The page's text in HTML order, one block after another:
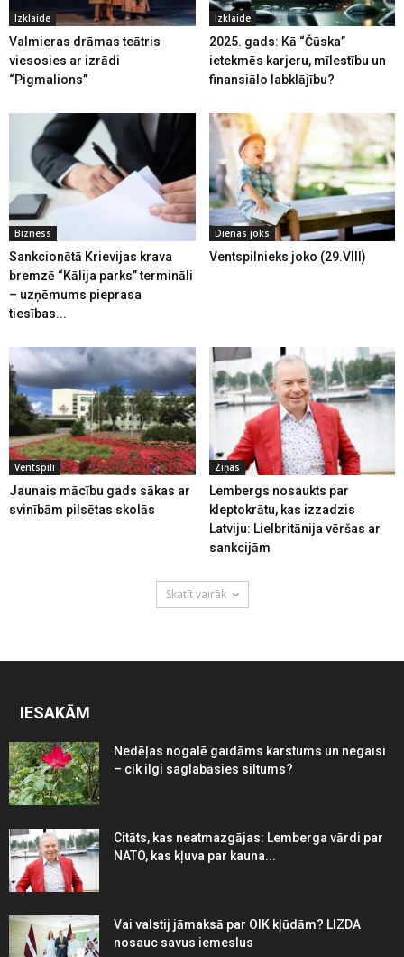
Izklaide
Valmieras drāmas teātris
viesosies ar izrādi
“Pigmalions”
Izklaide
2025. gads: Kā “Čūska”
ietekmēs karjeru, mīlestību un
finansiālo labklājību?
Bizness
Sankcionētā Krievijas krava
bremzē “Kālija parks” termināli
– uzņēmums pieprasa
tiesības...
Dienas joks
Ventspilnieks joko (29.VIII)
Ventspilī
Jaunais mācību gads sākas ar
svinībām pilsētas skolās
Ziņas
Lembergs nosaukts par
kleptokrātu, kas izzadzis
Latviju: Lielbritānija vēršas ar
sankcijām
Skatīt vairāk
IESAKĀM
Nedēļas nogalē gaidāms karstums un negaisi
– cik ilgi saglabāsies siltums?
Citāts, kas neatmazgājas: Lemberga vārdi par
NATO, kas kļuva par kauna...
Vai valstij jāmaksā par OIK kļūdām? LIZDA
nosauc savus iemeslus